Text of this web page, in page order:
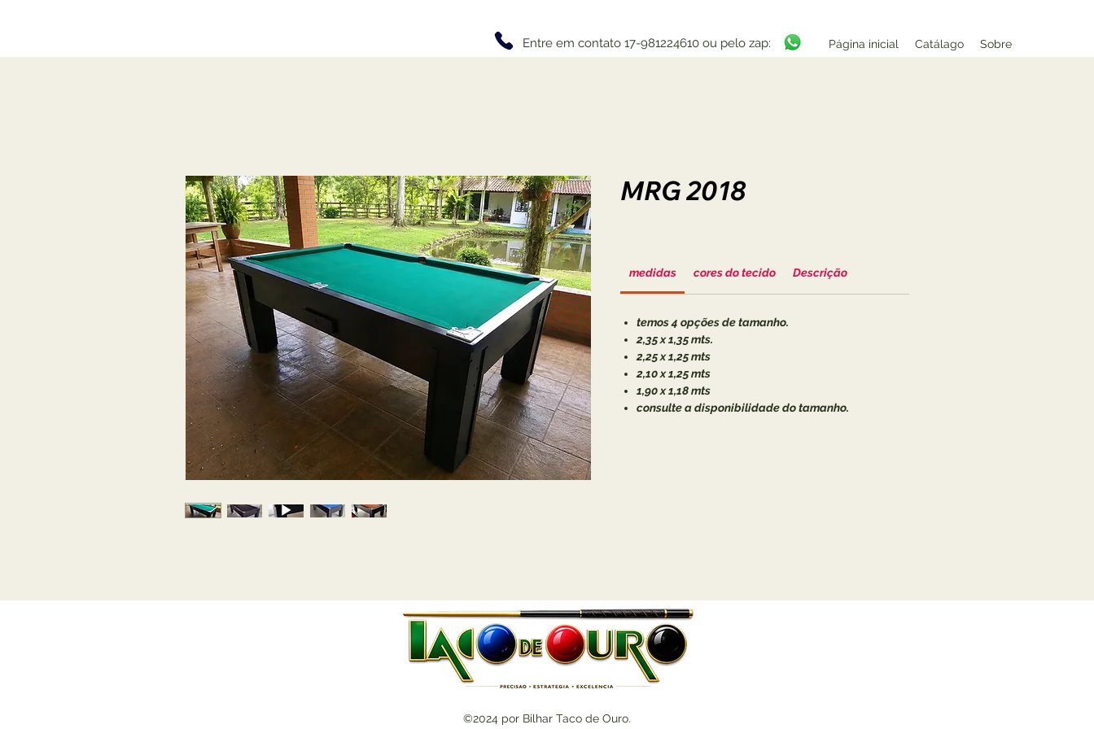
Página inicial Catálago Sobre
Entre em contato 17-981224610 ou pelo zap:
MRG 2018
medidas cores do tecido Descrição
temos 4 opções de tamanho.
2,35 x 1,35 mts.
2,25 x 1,25 mts
2,10 x 1,25 mts
1,90 x 1,18 mts
consulte a disponibilidade do tamanho.
©2024 por Bilhar Taco de Ouro.